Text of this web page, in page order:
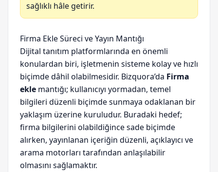
sağlıklı hâle getirir.
Firma Ekle Süreci ve Yayın Mantığı
Dijital tanıtım platformlarında en önemli
konulardan biri, işletmenin sisteme kolay ve hızlı
biçimde dâhil olabilmesidir. Bizquora’da Firma
ekle mantığı; kullanıcıyı yormadan, temel
bilgileri düzenli biçimde sunmaya odaklanan bir
yaklaşım üzerine kuruludur. Buradaki hedef;
firma bilgilerini olabildiğince sade biçimde
alırken, yayınlanan içeriğin düzenli, açıklayıcı ve
arama motorları tarafından anlaşılabilir
olmasını sağlamaktır.